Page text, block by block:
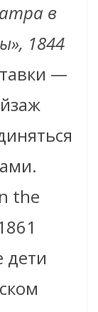
в
1844
—
the
дети